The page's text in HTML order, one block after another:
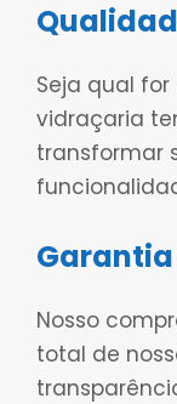
Seja qual
vidraçaria
transformar
Nosso
total de